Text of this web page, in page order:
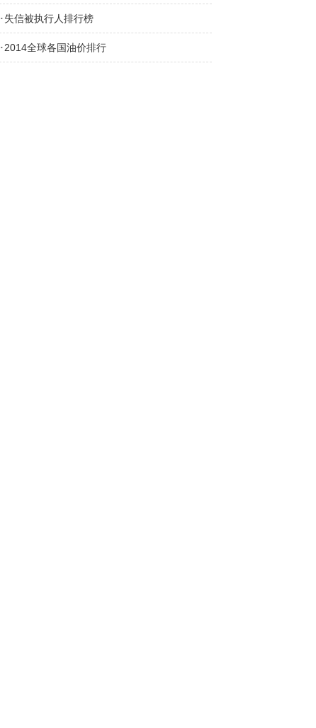
料企业名单(完整版)
·失信被执行人排行榜
·2014全球各国油价排行